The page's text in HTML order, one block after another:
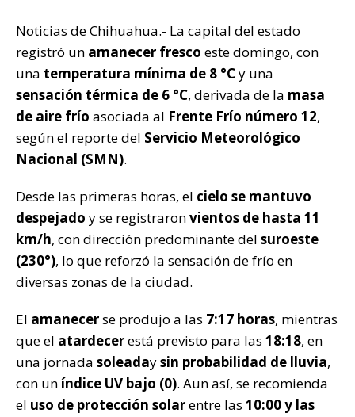
A
p
p
b
o
o
k
r
n
k
ar
ti
r
Noticias de Chihuahua.- La capital del estado
registró un amanecer fresco este domingo, con
una temperatura mínima de 8 °Cy una
sensación térmica de 6 °C, derivada de la masa
de aire frío asociada al Frente Frío número 12,
según el reporte del Servicio Meteorológico
Nacional (SMN).
Desde las primeras horas, el cielo se mantuvo
despejado y se registraronvientos de hasta 11
km/h, con dirección predominante del suroeste
(230°), lo que reforzó la sensación de frío en
diversas zonas de la ciudad.
El amanecerse produjo a las 7:17 horas, mientras
que el atardecerestá previsto para las 18:18, en
una jornada soleadaysin probabilidad de lluvia,
con uníndice UV bajo (0). Aun así, se recomienda
el uso de protección solarentre las 10:00 y las